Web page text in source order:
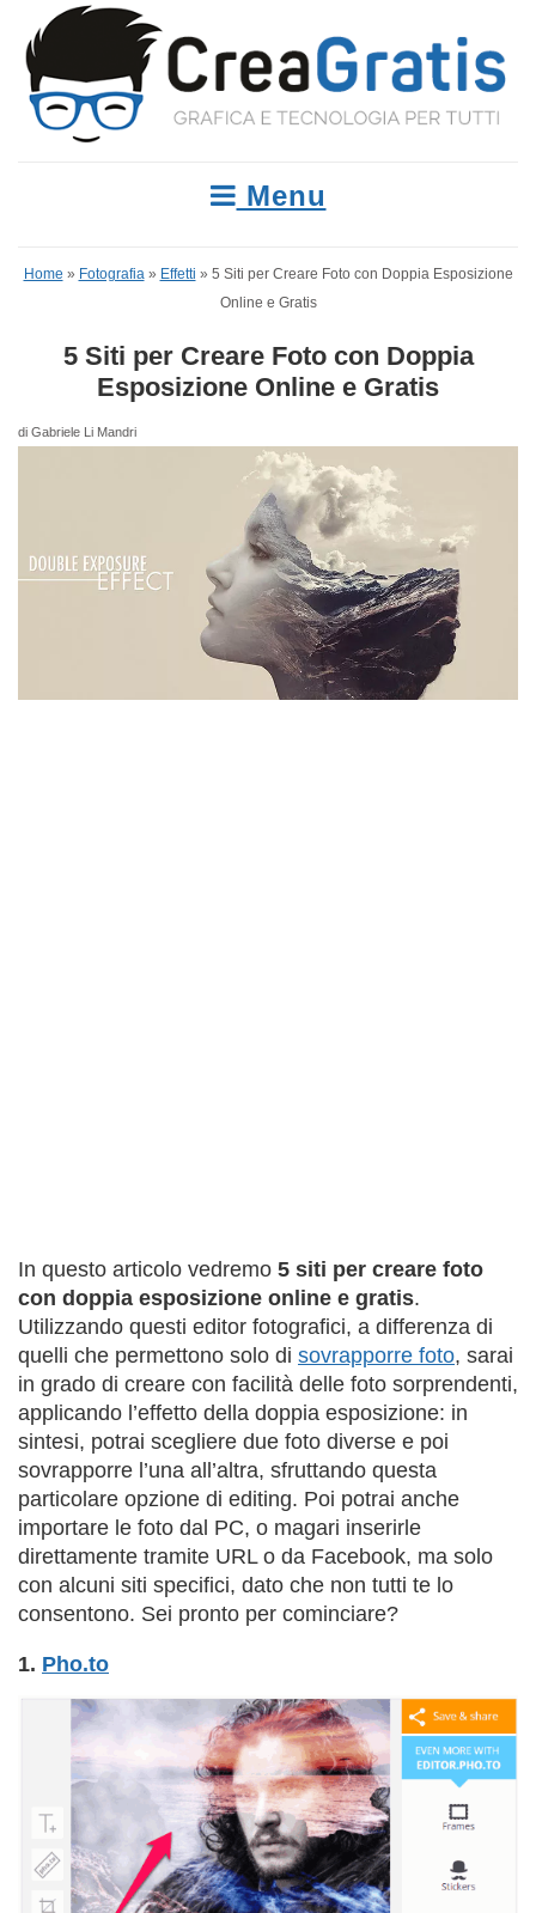
Menu
Home » Fotografia» Effetti » 5 Siti per Creare Foto con Doppia Esposizione
Online e Gratis
5 Siti per Creare Foto con Doppia
Esposizione Online e Gratis
di Gabriele Li Mandri
In questo articolo vedremo 5 siti per creare foto
con doppia esposizione online e gratis.
Utilizzando questi editor fotografici, a differenza di
quelli che permettono solo di sovrapporre foto, sarai
in grado di creare con facilità delle foto sorprendenti,
applicando l’effetto della doppia esposizione: in
sintesi, potrai scegliere due foto diverse e poi
sovrapporre l’una all’altra, sfruttando questa
particolare opzione di editing. Poi potrai anche
importare le foto dal PC, o magari inserirle
direttamente tramite URL o da Facebook, ma solo
con alcuni siti specifici, dato che non tutti te lo
consentono. Sei pronto per cominciare?
1. Pho.to